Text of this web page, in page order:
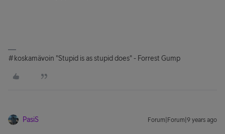
#koskamävoin "Stupid is as stupid does" - Forrest Gump
PasiS Forum|Forum|9 years ago